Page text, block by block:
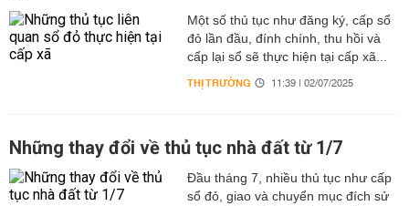
Một số thủ tục như đăng ký, cấp sổ
đỏ lần đầu, đính chính, thu hồi và
cấp lại sổ sẽ thực hiện tại cấp xã...
THỊ TRƯỜNG 11:39 | 02/07/2025
Những thay đổi về thủ tục nhà đất từ 1/7
Đầu tháng 7, nhiều thủ tục như cấp
sổ đỏ, giao và chuyển mục đích sử